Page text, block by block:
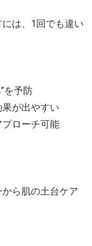
は、1回でも違い
を予防
が出やすい
プローチ可能
ら肌の土台ケア